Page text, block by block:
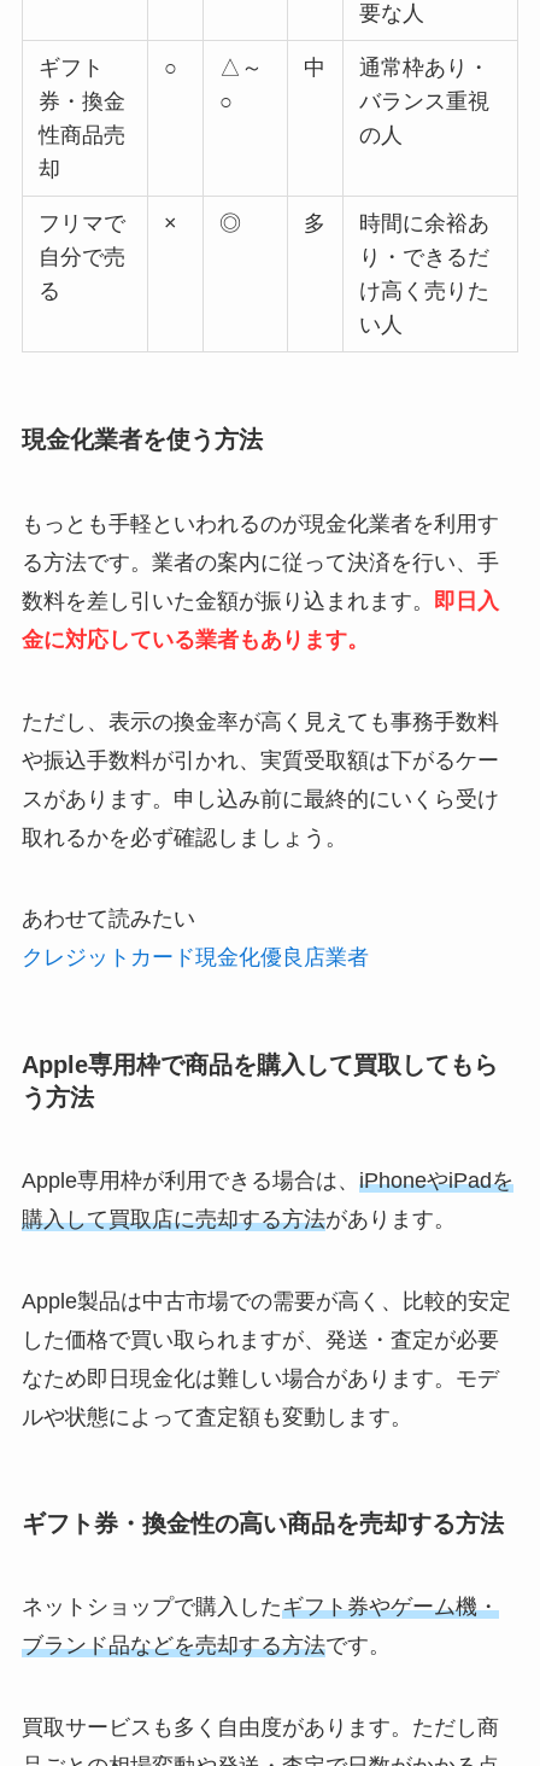
要な人
ギフト
券・換金
性商品売
却
○
△～
○
中
通常枠あり・
バランス重視
の人
フリマで
自分で売
る
× ◎ 多
時間に余裕あ
り・できるだ
け高く売りた
い人
現金化業者を使う方法
もっとも手軽といわれるのが現金化業者を利用す
る方法です。業者の案内に従って決済を行い、手
数料を差し引いた金額が振り込まれます。 即日入
金に対応している業者もあります。
ただし、表示の換金率が高く見えても事務手数料
や振込手数料が引かれ、実質受取額は下がるケー
スがあります。申し込み前に最終的にいくら受け
取れるかを必ず確認しましょう。
あわせて読みたい
クレジットカード現金化優良店業者
Apple専用枠で商品を購入して買取してもら
う方法
Apple専用枠が利用できる場合は、 iPhoneやiPadを
購入して買取店に売却する方法があります。
Apple製品は中古市場での需要が高く、比較的安定
した価格で買い取られますが、発送・査定が必要
なため即日現金化は難しい場合があります。モデ
ルや状態によって査定額も変動します。
ギフト券・換金性の高い商品を売却する方法
ネットショップで購入したギフト券やゲーム機・
ブランド品などを売却する方法です。
買取サービスも多く自由度があります。ただし商